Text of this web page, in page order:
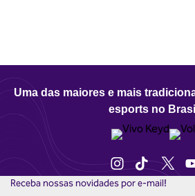
Uma das maiores e mais
esports no
Receba nossas novidades por e-mail!